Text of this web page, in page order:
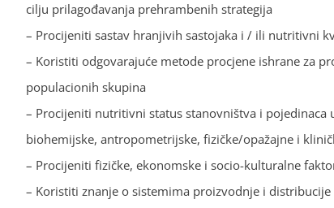
cilju prilagođavanja prehrambenih strategija
– Procijeniti sastav hranjivih sastojaka i / ili nutritivni
– Koristiti odgovarajuće metode procjene ishrane za
populacionih skupina
– Procijeniti nutritivni status stanovništva i
biohemijske, antropometrijske, fizičke/opažajne i
– Procijeniti fizičke, ekonomske i socio-kulturalne
– Koristiti znanje o sistemima proizvodnje i